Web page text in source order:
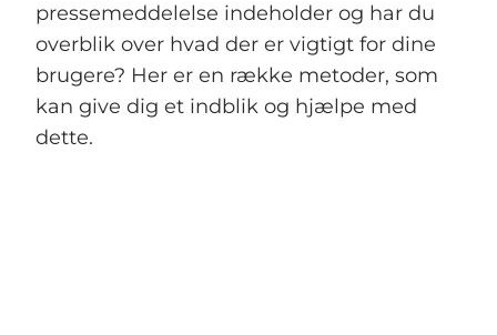
pressemeddelelse indeholder og har du
overblik over hvad der er vigtigt for dine
brugere? Her er en række metoder, som
kan give dig et indblik og hjælpe med
dette.